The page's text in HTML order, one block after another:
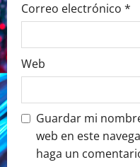
Correo electrónico *
Web
Guardar mi
web en este
haga un